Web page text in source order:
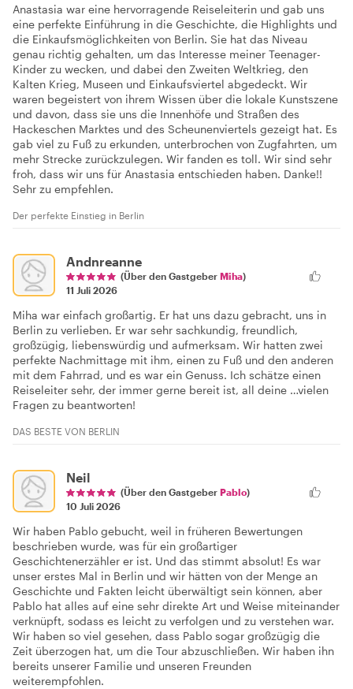
Anastasia war eine hervorragende Reiseleiterin und gab uns
eine perfekte Einführung in die Geschichte, die Highlights und
die Einkaufsmöglichkeiten von Berlin. Sie hat das Niveau
genau richtig gehalten, um das Interesse meiner Teenager-
Kinder zu wecken, und dabei den Zweiten Weltkrieg, den
Kalten Krieg, Museen und Einkaufsviertel abgedeckt. Wir
waren begeistert von ihrem Wissen über die lokale Kunstszene
und davon, dass sie uns die Innenhöfe und Straßen des
Hackeschen Marktes und des Scheunenviertels gezeigt hat. Es
gab viel zu Fuß zu erkunden, unterbrochen von Zugfahrten, um
mehr Strecke zurückzulegen. Wir fanden es toll. Wir sind sehr
froh, dass wir uns für Anastasia entschieden haben. Danke!!
Sehr zu empfehlen.
Der perfekte Einstieg in Berlin
Andnreanne
(Über den Gastgeber Miha)
11 Juli 2026
Miha war einfach großartig. Er hat uns dazu gebracht, uns in
Berlin zu verlieben. Er war sehr sachkundig, freundlich,
großzügig, liebenswürdig und aufmerksam. Wir hatten zwei
perfekte Nachmittage mit ihm, einen zu Fuß und den anderen
mit dem Fahrrad, und es war ein Genuss. Ich schätze einen
Reiseleiter sehr, der immer gerne bereit ist, all deine …vielen
Fragen zu beantworten!
DAS BESTE VON BERLIN
Neil
(Über den Gastgeber Pablo)
10 Juli 2026
Wir haben Pablo gebucht, weil in früheren Bewertungen
beschrieben wurde, was für ein großartiger
Geschichtenerzähler er ist. Und das stimmt absolut! Es war
unser erstes Mal in Berlin und wir hätten von der Menge an
Geschichte und Fakten leicht überwältigt sein können, aber
Pablo hat alles auf eine sehr direkte Art und Weise miteinander
verknüpft, sodass es leicht zu verfolgen und zu verstehen war.
Wir haben so viel gesehen, dass Pablo sogar großzügig die
Zeit überzogen hat, um die Tour abzuschließen. Wir haben ihn
bereits unserer Familie und unseren Freunden
weiterempfohlen.